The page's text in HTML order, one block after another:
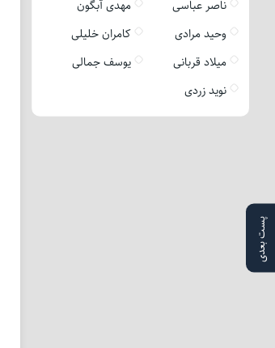
پست بعدی
ناصر عباسی
مهدی آبگون
وحید مرادی
کامران خلیلی
میلاد قربانی
یوسف جمالی
نوید زردی